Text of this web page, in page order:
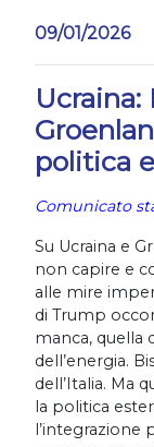
09/01/2026
Ucraina:
politica
Comunicato
Su Ucraina e
non capire e
alle mire
di Trump
manca, quella
dell’energia.
dell’Italia. Ma
la politica
l’integrazione